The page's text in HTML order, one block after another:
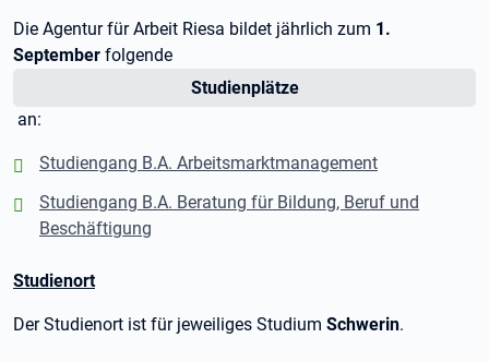
Die Agentur für Arbeit Riesa bildet jährlich zum 1.
September folgende
Studienplätze
an:
positiv:
Studiengang B.A. Arbeitsmarktmanagement
positiv:
Studiengang B.A. Beratung für Bildung, Beruf und
Beschäftigung
Studienort
Der Studienort ist für jeweiliges Studium Schwerin.